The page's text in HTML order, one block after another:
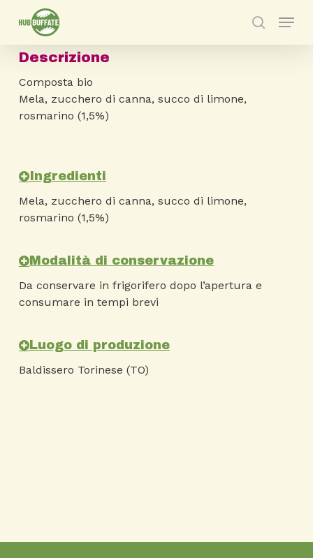
content
search
Menu
Descrizione
Composta bio
Mela, zucchero di canna, succo di limone,
rosmarino (1,5%)
Ingredienti
Mela, zucchero di canna, succo di limone,
rosmarino (1,5%)
Modalità di conservazione
Da conservare in frigorifero dopo l’apertura e
consumare in tempi brevi
Luogo di produzione
Baldissero Torinese (TO)